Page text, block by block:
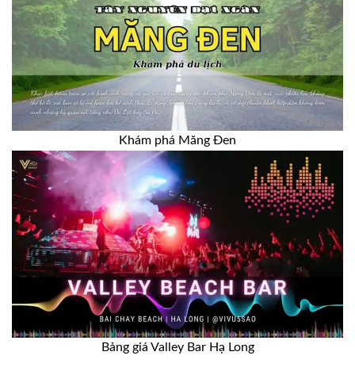
Khám phá Măng Đen
Bảng giá Valley Bar Hạ Long